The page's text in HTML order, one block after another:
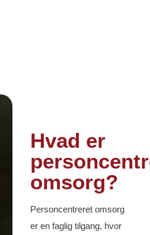
Hvad er
omsorg?
Personcentreret omsorg
er en faglig tilgang, hvor